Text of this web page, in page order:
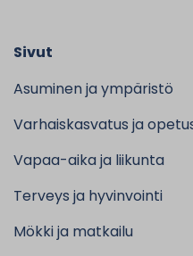
Sivut
Asuminen ja ympäristö
Varhaiskasvatus ja
Vapaa-aika ja liikunta
Terveys ja hyvinvointi
Mökki ja matkailu